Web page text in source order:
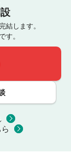
結します。
す。